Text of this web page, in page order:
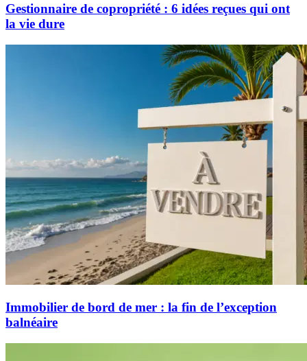
Gestionnaire de copropriété : 6 idées reçues qui ont
la vie dure
Immobilier de bord de mer : la fin de l’exception
balnéaire